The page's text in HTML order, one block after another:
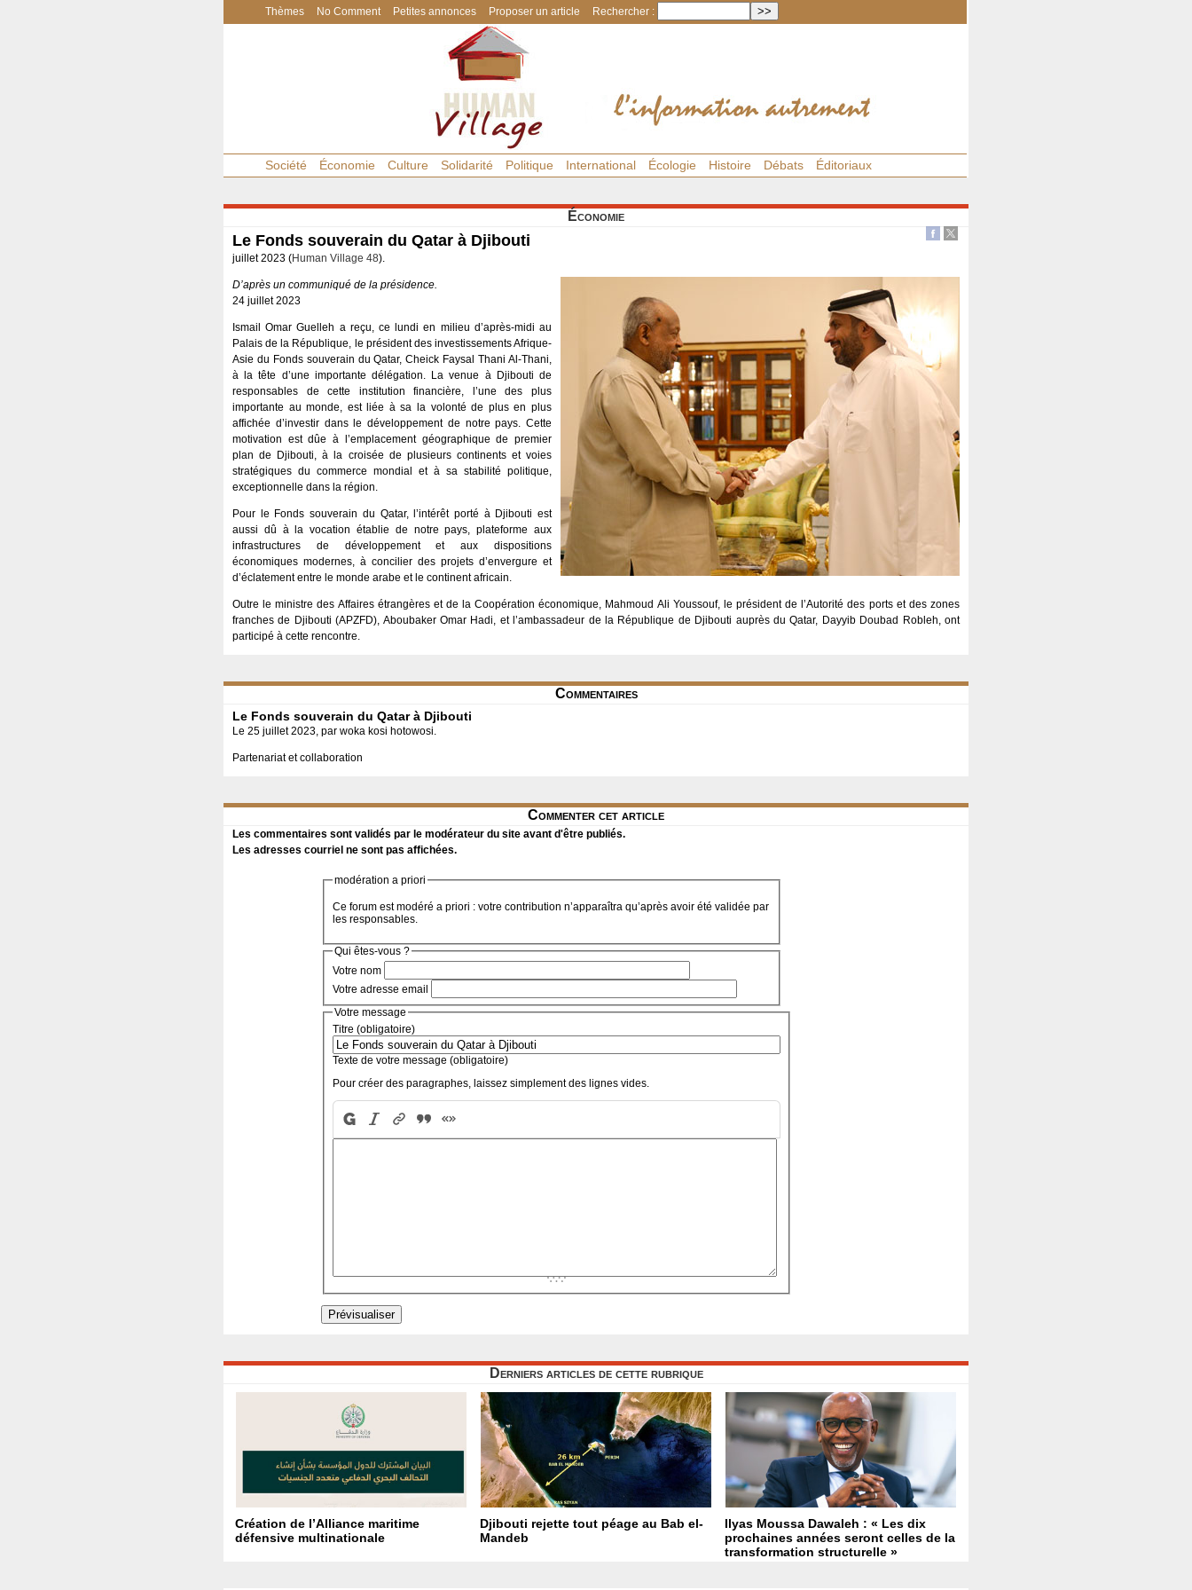
Thèmes No Comment Petites annonces Proposer un article Rechercher :
Société Économie Culture Solidarité Politique International Écologie Histoire Débats Éditoriaux
Économie
Le Fonds souverain du Qatar à Djibouti
juillet 2023 (Human Village 48).
D’après un communiqué de la présidence.
24 juillet 2023
Ismail Omar Guelleh a reçu, ce lundi en milieu d’après-midi au
Palais de la République, le président des investissements Afrique-
Asie du Fonds souverain du Qatar, Cheick Faysal Thani Al-Thani,
à la tête d’une importante délégation. La venue à Djibouti de
responsables de cette institution financière, l’une des plus
importante au monde, est liée à sa la volonté de plus en plus
affichée d’investir dans le développement de notre pays. Cette
motivation est dûe à l’emplacement géographique de premier
plan de Djibouti, à la croisée de plusieurs continents et voies
stratégiques du commerce mondial et à sa stabilité politique,
exceptionnelle dans la région.
Pour le Fonds souverain du Qatar, l’intérêt porté à Djibouti est
aussi dû à la vocation établie de notre pays, plateforme aux
infrastructures de développement et aux dispositions
économiques modernes, à concilier des projets d’envergure et
d’éclatement entre le monde arabe et le continent africain.
Outre le ministre des Affaires étrangères et de la Coopération économique, Mahmoud Ali Youssouf, le président de l’Autorité des ports et des zones
franches de Djibouti (APZFD), Aboubaker Omar Hadi, et l’ambassadeur de la République de Djibouti auprès du Qatar, Dayyib Doubad Robleh, ont
participé à cette rencontre.
Commentaires
Le Fonds souverain du Qatar à Djibouti
Le 25 juillet 2023, par woka kosi hotowosi.
Partenariat et collaboration
Commenter cet article
Les commentaires sont validés par le modérateur du site avant d'être publiés.
Les adresses courriel ne sont pas affichées.
modération a priori
Ce forum est modéré a priori : votre contribution n’apparaîtra qu’après avoir été validée par
les responsables.
Qui êtes-vous ?
Votre nom
Votre adresse email
Votre message
Titre (obligatoire)
Texte de votre message (obligatoire)
Pour créer des paragraphes, laissez simplement des lignes vides.
Derniers articles de cette rubrique
Création de l’Alliance maritime
défensive multinationale
Djibouti rejette tout péage au Bab el-
Mandeb
Ilyas Moussa Dawaleh : « Les dix
prochaines années seront celles de la
transformation structurelle »